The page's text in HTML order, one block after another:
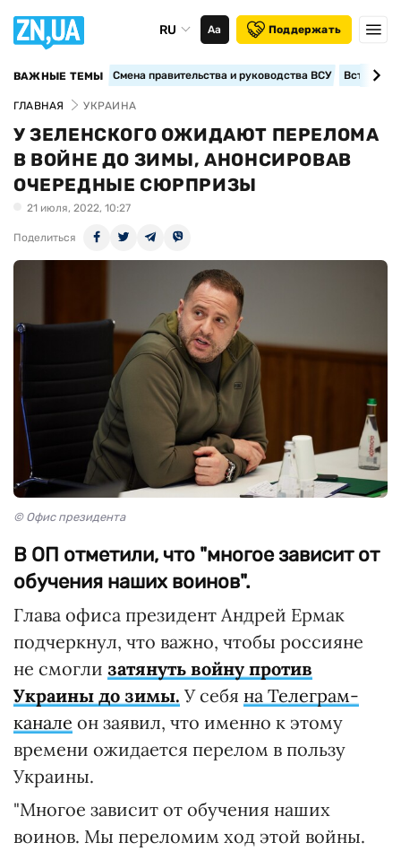
RU Аа Поддержать
ВАЖНЫЕ ТЕМЫ Смена правительства и руководства ВСУ
ГЛАВНАЯ УКРАИНА
У ЗЕЛЕНСКОГО ОЖИДАЮТ ПЕРЕЛОМА
В ВОЙНЕ ДО ЗИМЫ, АНОНСИРОВАВ
ОЧЕРЕДНЫЕ СЮРПРИЗЫ
21 июля, 2022, 10:27
Поделиться
© Офис президента
В ОП отметили, что "многое зависит от
обучения наших воинов".
Глава офиса президент Андрей Ермак
подчеркнул, что важно, чтобы россияне
не смогли затянуть войну против
Украины до зимы. У себя на Телеграм-
канале он заявил, что именно к этому
времени ожидается перелом в пользу
Украины.
"Многое зависит от обучения наших
воинов. Мы переломим ход этой войны.